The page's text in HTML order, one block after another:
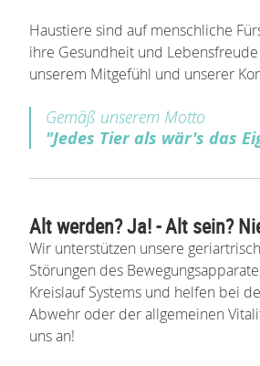
Haustiere sind auf menschliche
ihre Gesundheit und
unserem Mitgefühl und unserer
Gemäß unserem Motto
"Jedes Tier als wär's das
Alt werden? Ja! - Alt sein?
Wir unterstützen unsere
Störungen des
Kreislauf Systems und helfen bei
Abwehr oder der allgemeinen
uns an!